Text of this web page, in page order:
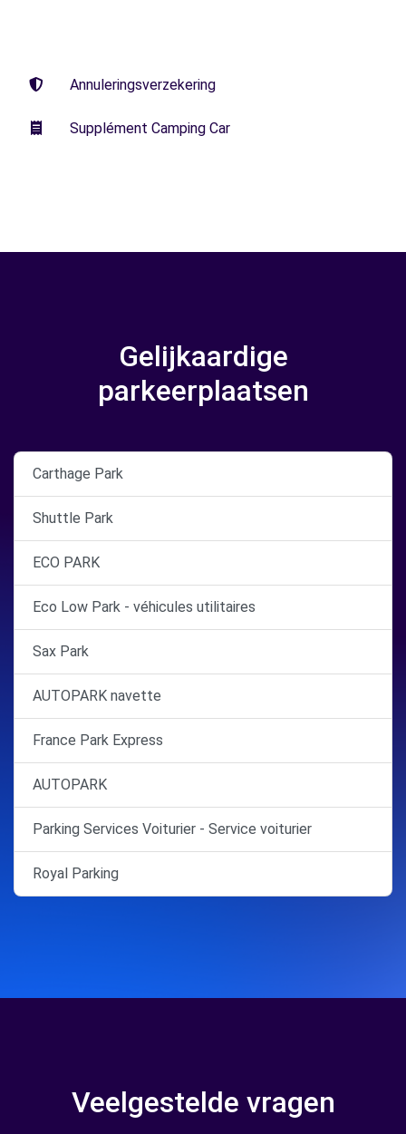
Annuleringsverzekering
Supplément Camping Car
Gelijkaardige
parkeerplaatsen
Carthage Park
Shuttle Park
ECO PARK
Eco Low Park - véhicules utilitaires
Sax Park
AUTOPARK navette
France Park Express
AUTOPARK
Parking Services Voiturier - Service voiturier
Royal Parking
Veelgestelde vragen